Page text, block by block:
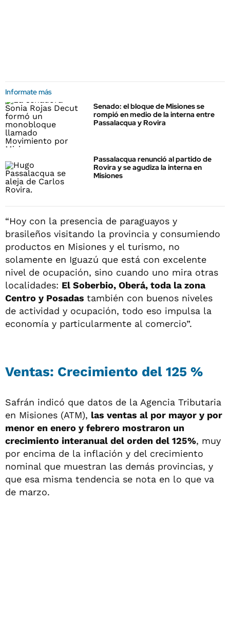
Informate más
Senado: el bloque de Misiones se
rompió en medio de la interna entre
Passalacqua y Rovira
Passalacqua renunció al partido de
Rovira y se agudiza la interna en
Misiones
“Hoy con la presencia de paraguayos y
brasileños visitando la provincia y consumiendo
productos en Misiones y el turismo, no
solamente en Iguazú que está con excelente
nivel de ocupación, sino cuando uno mira otras
localidades: El Soberbio, Oberá, toda la zona
Centro y Posadas también con buenos niveles
de actividad y ocupación, todo eso impulsa la
economía y particularmente al comercio”.
Ventas: Crecimiento del 125 %
Safrán indicó que datos de la Agencia Tributaria
en Misiones (ATM), las ventas al por mayor y por
menor en enero y febrero mostraron un
crecimiento interanual del orden del 125%, muy
por encima de la inflación y del crecimiento
nominal que muestran las demás provincias, y
que esa misma tendencia se nota en lo que va
de marzo.